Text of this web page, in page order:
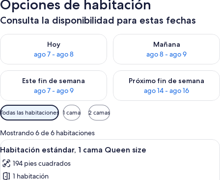
Opciones de habitación
Consulta la disponibilidad para estas fechas
Hoy
ago 7 - ago 8
Consulta la disponibilidad para hoy ago 7 - ago 8
Mañana
ago 8 - ago 9
Consulta la disponibilidad
Este fin de semana
ago 7 - ago 9
Consulta la disponibilidad para este fin de semana ago 7 -
Próximo fin de semana
ago 14 - ago 16
Consulta la disponibilidad
Filtros
disponibles
para
las
habitaciones
Todas las habitaciones 1 cama 2 camas
Mostrando 6 de 6 habitaciones
Abrir
todas
las
Habitación de hotel con una cama
8
Habitación estándar, 1 cama Queen size
194 pies cuadrados
1 habitación